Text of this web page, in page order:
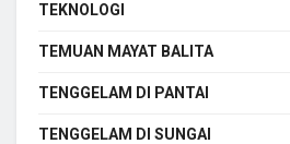
TEKNOLOGI
TEMUAN MAYAT BALITA
TENGGELAM DI PANTAI
TENGGELAM DI SUNGAI